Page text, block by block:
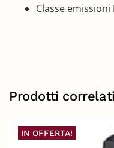
Classe emissioni
Prodotti correlati
IN OFFERTA!